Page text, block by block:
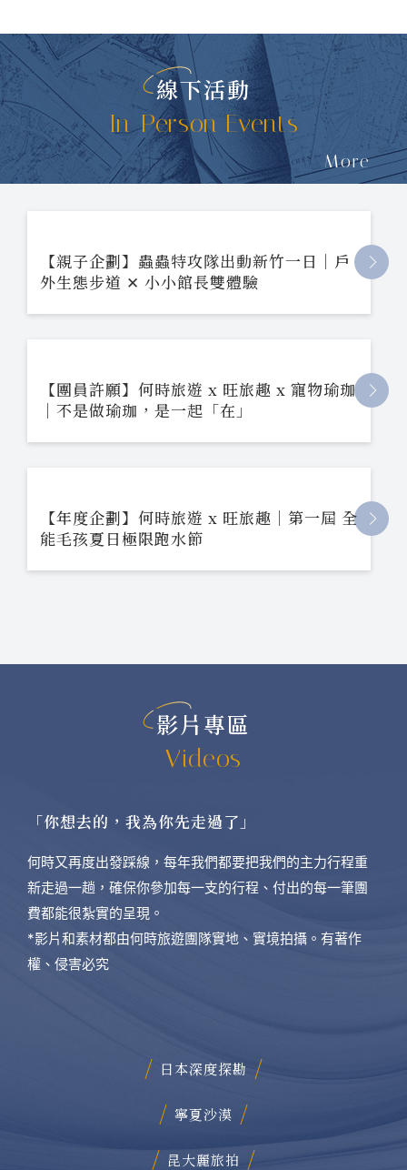
線下活動
In-Person Events
More
【親子企劃】蟲蟲特攻隊出動新竹一日｜戶
外生態步道 ✕ 小小館長雙體驗
【團員許願】何時旅遊 x 旺旅趣 x 寵物瑜珈
｜不是做瑜珈，是一起「在」
【年度企劃】何時旅遊 x 旺旅趣｜第一屆 全
能毛孩夏日極限跑水節
影片專區
Videos
「你想去的，我為你先走過了」
何時又再度出發踩線，每年我們都要把我們的主力行程重
新走過一趟，確保你參加每一支的行程、付出的每一筆團
費都能很紮實的呈現。
*影片和素材都由何時旅遊團隊實地、實境拍攝。有著作
權、侵害必究
日本深度探勘
寧夏沙漠
昆大麗旅拍